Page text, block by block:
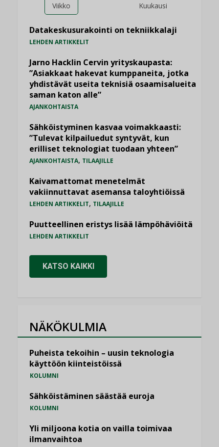
Viikko Kuukausi
Datakeskusurakointi on tekniikkalaji
LEHDEN ARTIKKELIT
Jarno Hacklin Cervin yrityskaupasta:
”Asiakkaat hakevat kumppaneita, jotka
yhdistävät useita teknisiä osaamisalueita
saman katon alle”
AJANKOHTAISTA
Sähköistyminen kasvaa voimakkaasti:
”Tulevat kilpailuedut syntyvät, kun
erilliset teknologiat tuodaan yhteen”
AJANKOHTAISTA, TILAAJILLE
Kaivamattomat menetelmät
vakiinnuttavat asemansa taloyhtiöissä
LEHDEN ARTIKKELIT, TILAAJILLE
Puutteellinen eristys lisää lämpöhäviöitä
LEHDEN ARTIKKELIT
KATSO KAIKKI
NÄKÖKULMIA
Puheista tekoihin – uusin teknologia
käyttöön kiinteistöissä
KOLUMNI
Sähköistäminen säästää euroja
KOLUMNI
Yli miljoona kotia on vailla toimivaa
ilmanvaihtoa